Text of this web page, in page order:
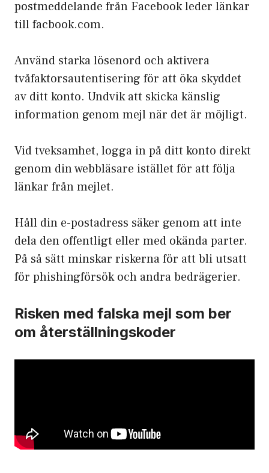
postmeddelande från Facebook leder länkar
till facbook.com.
Använd starka lösenord och aktivera
tvåfaktorsautentisering för att öka skyddet
av ditt konto. Undvik att skicka känslig
information genom mejl när det är möjligt.
Vid tveksamhet, logga in på ditt konto direkt
genom din webbläsare istället för att följa
länkar från mejlet.
Håll din e-postadress säker genom att inte
dela den offentligt eller med okända parter.
På så sätt minskar riskerna för att bli utsatt
för phishingförsök och andra bedrägerier.
Risken med falska mejl som ber
om återställningskoder